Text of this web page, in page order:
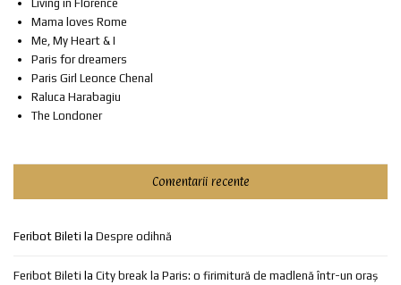
Living in Florence
Mama loves Rome
Me, My Heart & I
Paris for dreamers
Paris Girl Leonce Chenal
Raluca Harabagiu
The Londoner
Comentarii recente
Feribot Bileti la Despre odihnă
Feribot Bileti la City break la Paris: o firimitură de madlenă într-un oraș